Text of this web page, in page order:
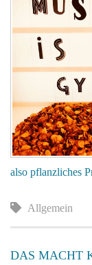
also pflanzliches
Allgemein
DAS MACHT